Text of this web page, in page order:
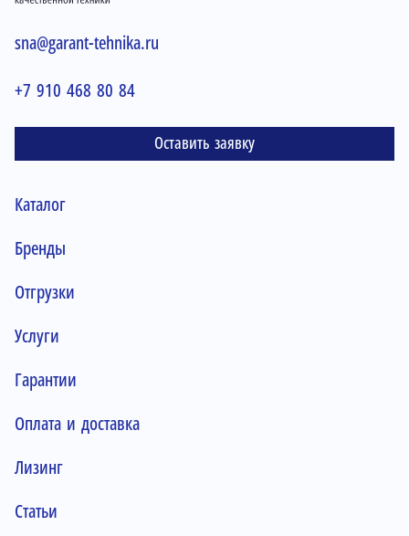
sna@garant-tehnika.ru
+7 910 468 80 84
Оставить заявку
Каталог
Бренды
Отгрузки
Услуги
Гарантии
Оплата и доставка
Лизинг
Статьи